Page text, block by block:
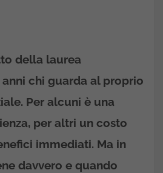
della laurea
chi guarda al proprio
Per alcuni è una
per altri un costo
immediati. Ma in
davvero e quando